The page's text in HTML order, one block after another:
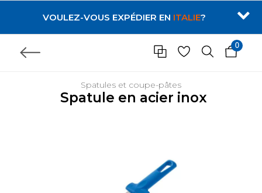
VOULEZ-VOUS EXPÉDIER EN ITALIE?
0
Spatules et coupe-pâtes
Spatule en acier inox